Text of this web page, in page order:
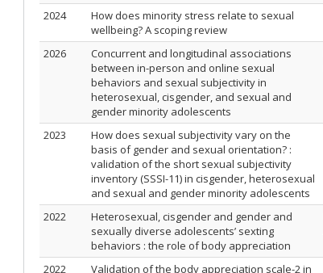
2024
How does minority stress relate to sexual
wellbeing? A scoping review
2026
Concurrent and longitudinal associations
between in-person and online sexual
behaviors and sexual subjectivity in
heterosexual, cisgender, and sexual and
gender minority adolescents
2023
How does sexual subjectivity vary on the
basis of gender and sexual orientation? :
validation of the short sexual subjectivity
inventory (SSSI-11) in cisgender, heterosexual
and sexual and gender minority adolescents
2022
Heterosexual, cisgender and gender and
sexually diverse adolescents’ sexting
behaviors : the role of body appreciation
2022
Validation of the body appreciation scale-2 in